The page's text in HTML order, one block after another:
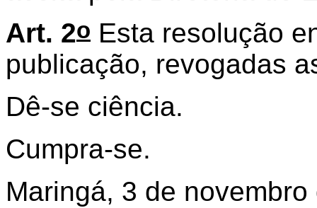
Art. 2o Esta resolução
publicação, revogadas
Dê-se ciência.
Cumpra-se.
Maringá, 3 de